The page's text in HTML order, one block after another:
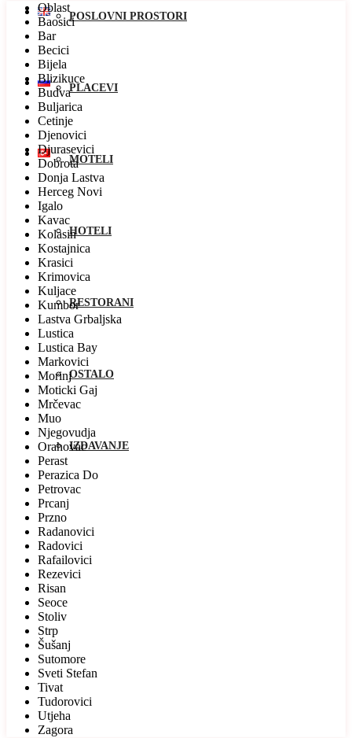
POSLOVNI PROSTORI
PLACEVI
MOTELI
HOTELI
RESTORANI
OSTALO
IZDAVANJE
Oblast
Baosici
Bar
Becici
Bijela
Blizikuce
Budva
Buljarica
Cetinje
Djenovici
Djurasevici
Dobrota
Donja Lastva
Herceg Novi
Igalo
Kavac
Kolasin
Kostajnica
Krasici
Krimovica
Kuljace
Kumbor
Lastva Grbaljska
Lustica
Lustica Bay
Markovici
Morinj
Moticki Gaj
Mrčevac
Muo
Njegovudja
Orahovac
Perast
Perazica Do
Petrovac
Prcanj
Przno
Radanovici
Radovici
Rafailovici
Rezevici
Risan
Seoce
Stoliv
Strp
Šušanj
Sutomore
Sveti Stefan
Tivat
Tudorovici
Utjeha
Zagora